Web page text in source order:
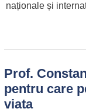
naționale și
Prof.
pentru care
viata